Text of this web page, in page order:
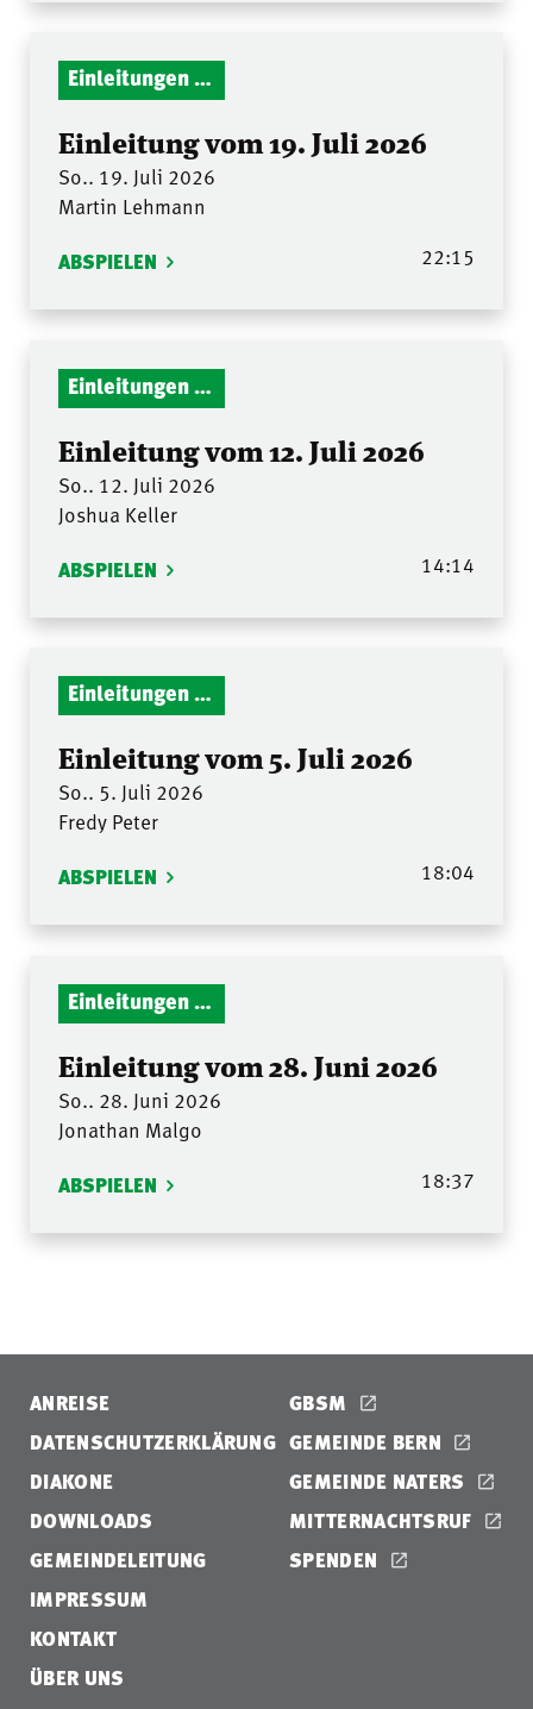
Einleitungen Gottesdienst
Einleitung vom 19. Juli 2026
So.. 19. Juli 2026
Martin Lehmann
ABSPIELEN 22:15
Einleitungen Gottesdienst
Einleitung vom 12. Juli 2026
So.. 12. Juli 2026
Joshua Keller
ABSPIELEN 14:14
Einleitungen Gottesdienst
Einleitung vom 5. Juli 2026
So.. 5. Juli 2026
Fredy Peter
ABSPIELEN 18:04
Einleitungen Gottesdienst
Einleitung vom 28. Juni 2026
So.. 28. Juni 2026
Jonathan Malgo
ABSPIELEN 18:37
ANREISE
DATENSCHUTZERKLÄRUNG
DIAKONE
DOWNLOADS
GEMEINDELEITUNG
IMPRESSUM
KONTAKT
ÜBER UNS
GBSM
GEMEINDE BERN
GEMEINDE NATERS
MITTERNACHTSRUF
SPENDEN